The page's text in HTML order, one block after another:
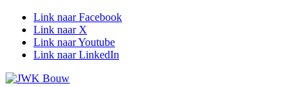
Link naar Facebook
Link naar X
Link naar Youtube
Link naar LinkedIn